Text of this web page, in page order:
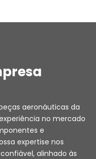
aeronáuticas da
no mercado
e
expertise nos
alinhado às